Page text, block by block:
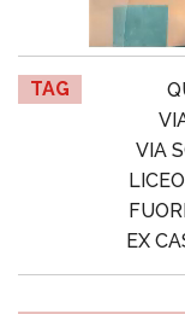
TAG
VIA
EX